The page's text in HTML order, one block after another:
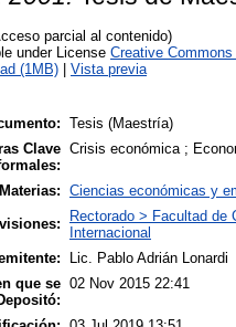
parcial al contenido)
under License Creative
(1MB)
Vista previa
Tesis (Maestría)
Clave Crisis económica ;
Materias: Ciencias económicas y
Rectorado > Facultad
Internacional
Lic. Pablo Adrián Lonardi
que se 02 Nov 2015 22:41